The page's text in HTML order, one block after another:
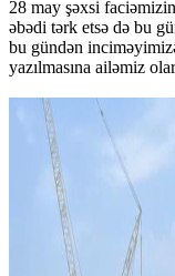
28 may şəxsi
əbədi tərk etsə də bu
bu gündən
yazılmasına ailəmiz